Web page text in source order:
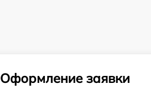
Оформление заявки